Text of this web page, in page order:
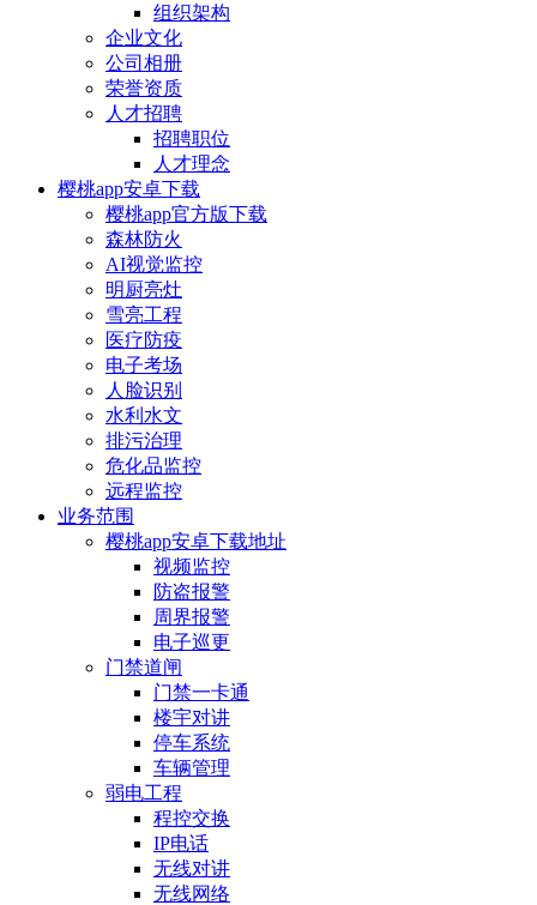
组织架构
企业文化
公司相册
荣誉资质
人才招聘
招聘职位
人才理念
樱桃app安卓下载
樱桃app官方版下载
森林防火
AI视觉监控
明厨亮灶
雪亮工程
医疗防疫
电子考场
人脸识别
水利水文
排污治理
危化品监控
远程监控
业务范围
樱桃app安卓下载地址
视频监控
防盗报警
周界报警
电子巡更
门禁道闸
门禁一卡通
楼宇对讲
停车系统
车辆管理
弱电工程
程控交换
IP电话
无线对讲
无线网络